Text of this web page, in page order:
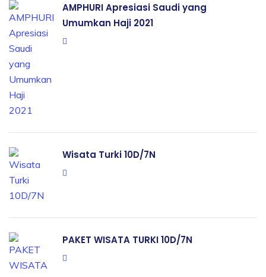
AMPHURI Apresiasi Saudi yang
Umumkan Haji 2021
Wisata Turki 10D/7N
PAKET WISATA TURKI 10D/7N